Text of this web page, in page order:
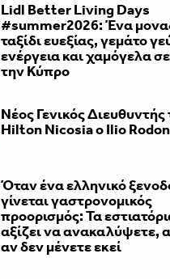
Lidl Better Living Days
#summer2026: Ένα
ταξίδι ευεξίας, γεμάτο
ενέργεια και χαμόγελα
την Κύπρο
Νέος Γενικός Διευθυντής
Hilton Nicosia ο Ilio
Όταν ένα ελληνικό
γίνεται γαστρονομικός
προορισμός: Τα
αξίζει να ανακαλύψετε,
αν δεν μένετε εκεί